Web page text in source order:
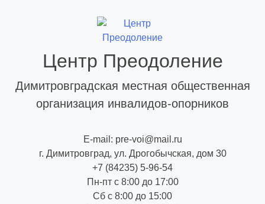
Центр Преодоление
Димитровградская местная общественная
организация инвалидов-опорников
E-mail: pre-voi@mail.ru
г. Димитровград, ул. Дрогобычская, дом 30
+7 (84235) 5-96-54
Пн-пт с 8:00 до 17:00
Сб с 8:00 до 15:00